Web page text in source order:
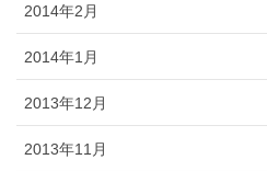
2014年2月
2014年1月
2013年12月
2013年11月